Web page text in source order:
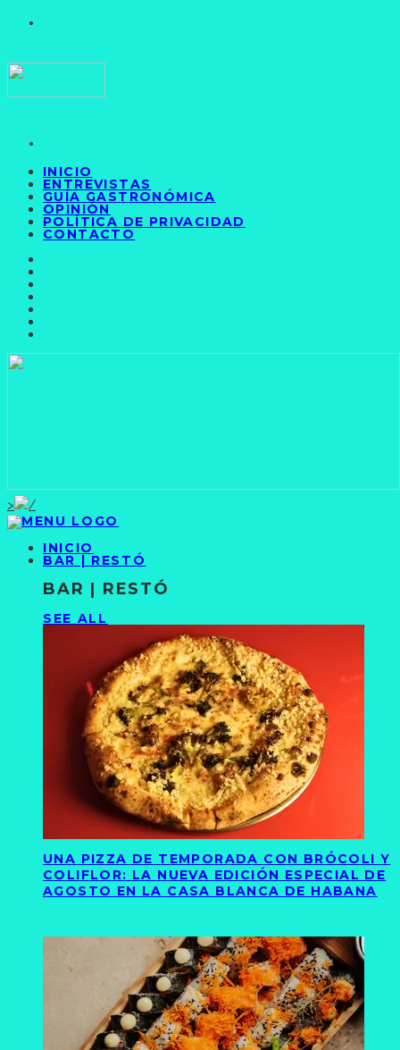
INICIO
ENTREVISTAS
GUÍA GASTRONÓMICA
OPINIÓN
POLÍTICA DE PRIVACIDAD
CONTACTO
>
INICIO
BAR | RESTÓ
BAR | RESTÓ
SEE ALL
UNA PIZZA DE TEMPORADA CON BRÓCOLI Y
COLIFLOR: LA NUEVA EDICIÓN ESPECIAL DE
AGOSTO EN LA CASA BLANCA DE HABANA